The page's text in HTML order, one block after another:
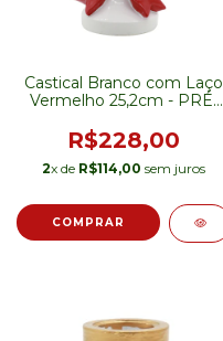
Castical Branco com Laço
Vermelho 25,2cm - PRÉ-
R$228,00
2x de R$114,00 sem juros